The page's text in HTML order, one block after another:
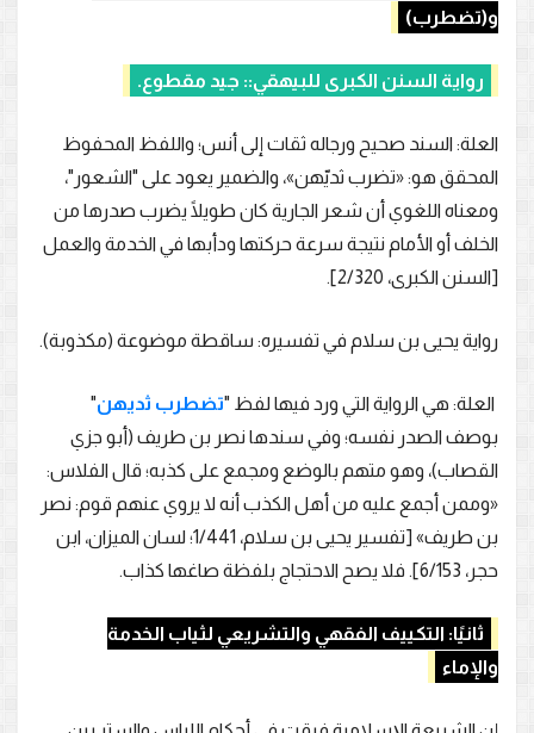
و(تضطرب)
رواية السنن الكبرى للبيهقي:: جيد مقطوع.
العلة: السند صحيح ورجاله ثقات إلى أنس؛ واللفظ المحفوظ
المحقق هو: «تضرب ثديّهن»، والضمير يعود على "الشعور"،
ومعناه اللغوي أن شعر الجارية كان طويلًا يضرب صدرها من
الخلف أو الأمام نتيجة سرعة حركتها ودأبها في الخدمة والعمل
[السنن الكبرى، 2/320].
رواية يحيى بن سلام في تفسيره: ساقطة موضوعة (مكذوبة).
العلة: هي الرواية التي ورد فيها لفظ "تضطرب ثديهن"
بوصف الصدر نفسه؛ وفي سندها نصر بن طريف (أبو جزي
القصاب)، وهو متهم بالوضع ومجمع على كذبه؛ قال الفلاس:
«وممن أجمع عليه من أهل الكذب أنه لا يروي عنهم قوم: نصر
بن طريف» [تفسير يحيى بن سلام، 1/441؛ لسان الميزان، ابن
حجر، 6/153]. فلا يصح الاحتجاج بلفظة صاغها كذاب.
ثانيًا: التكييف الفقهي والتشريعي لثياب الخدمة
والإماء